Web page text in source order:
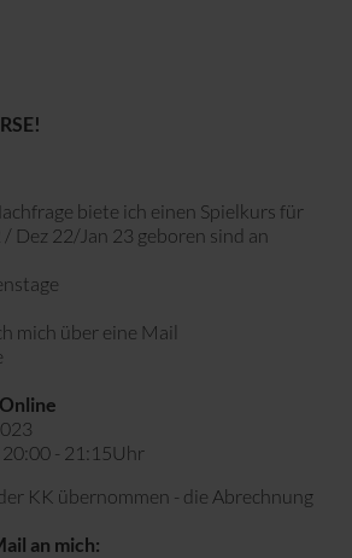
biete ich einen Spielkurs für
Dez 22/Jan 23 geboren sind an
mich über eine Mail
- 21:15Uhr
KK übernommen - die Abrechnung
an mich: